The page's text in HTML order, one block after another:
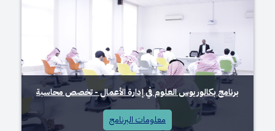
برنامج بكالوريوس العلوم في إدارة الأعمال - تخصص محاسبة
معلومات البرنامج